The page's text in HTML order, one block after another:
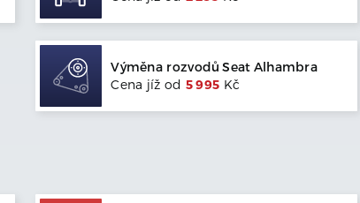
Výměna rozvodů Seat Alhambra
Cena jíž od 5 995 Kč